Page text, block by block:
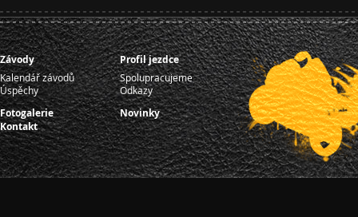
Závody
Kalendář závodů
Úspěchy
Fotogalerie
Kontakt
Profil jezdce
Spolupracujeme
Odkazy
Novinky